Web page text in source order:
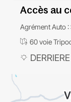
Accès au
Agrément Auto :
60 voie